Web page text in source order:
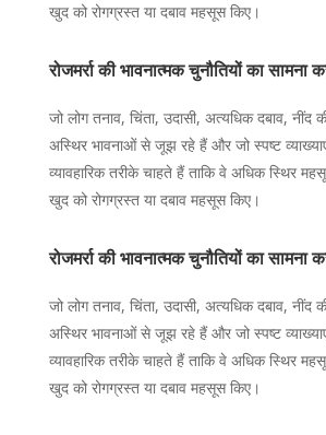
खुद को रोगग्रस्त या दबाव महसूस किए।
रोजमर्रा की भावनात्मक चुनौतियों का सामना
जो लोग तनाव, चिंता, उदासी, अत्यधिक दबाव, नींद
अस्थिर भावनाओं से जूझ रहे हैं और जो स्पष्ट
व्यावहारिक तरीके चाहते हैं ताकि वे अधिक स्थिर
खुद को रोगग्रस्त या दबाव महसूस किए।
रोजमर्रा की भावनात्मक चुनौतियों का सामना
जो लोग तनाव, चिंता, उदासी, अत्यधिक दबाव, नींद
अस्थिर भावनाओं से जूझ रहे हैं और जो स्पष्ट
व्यावहारिक तरीके चाहते हैं ताकि वे अधिक स्थिर
खुद को रोगग्रस्त या दबाव महसूस किए।